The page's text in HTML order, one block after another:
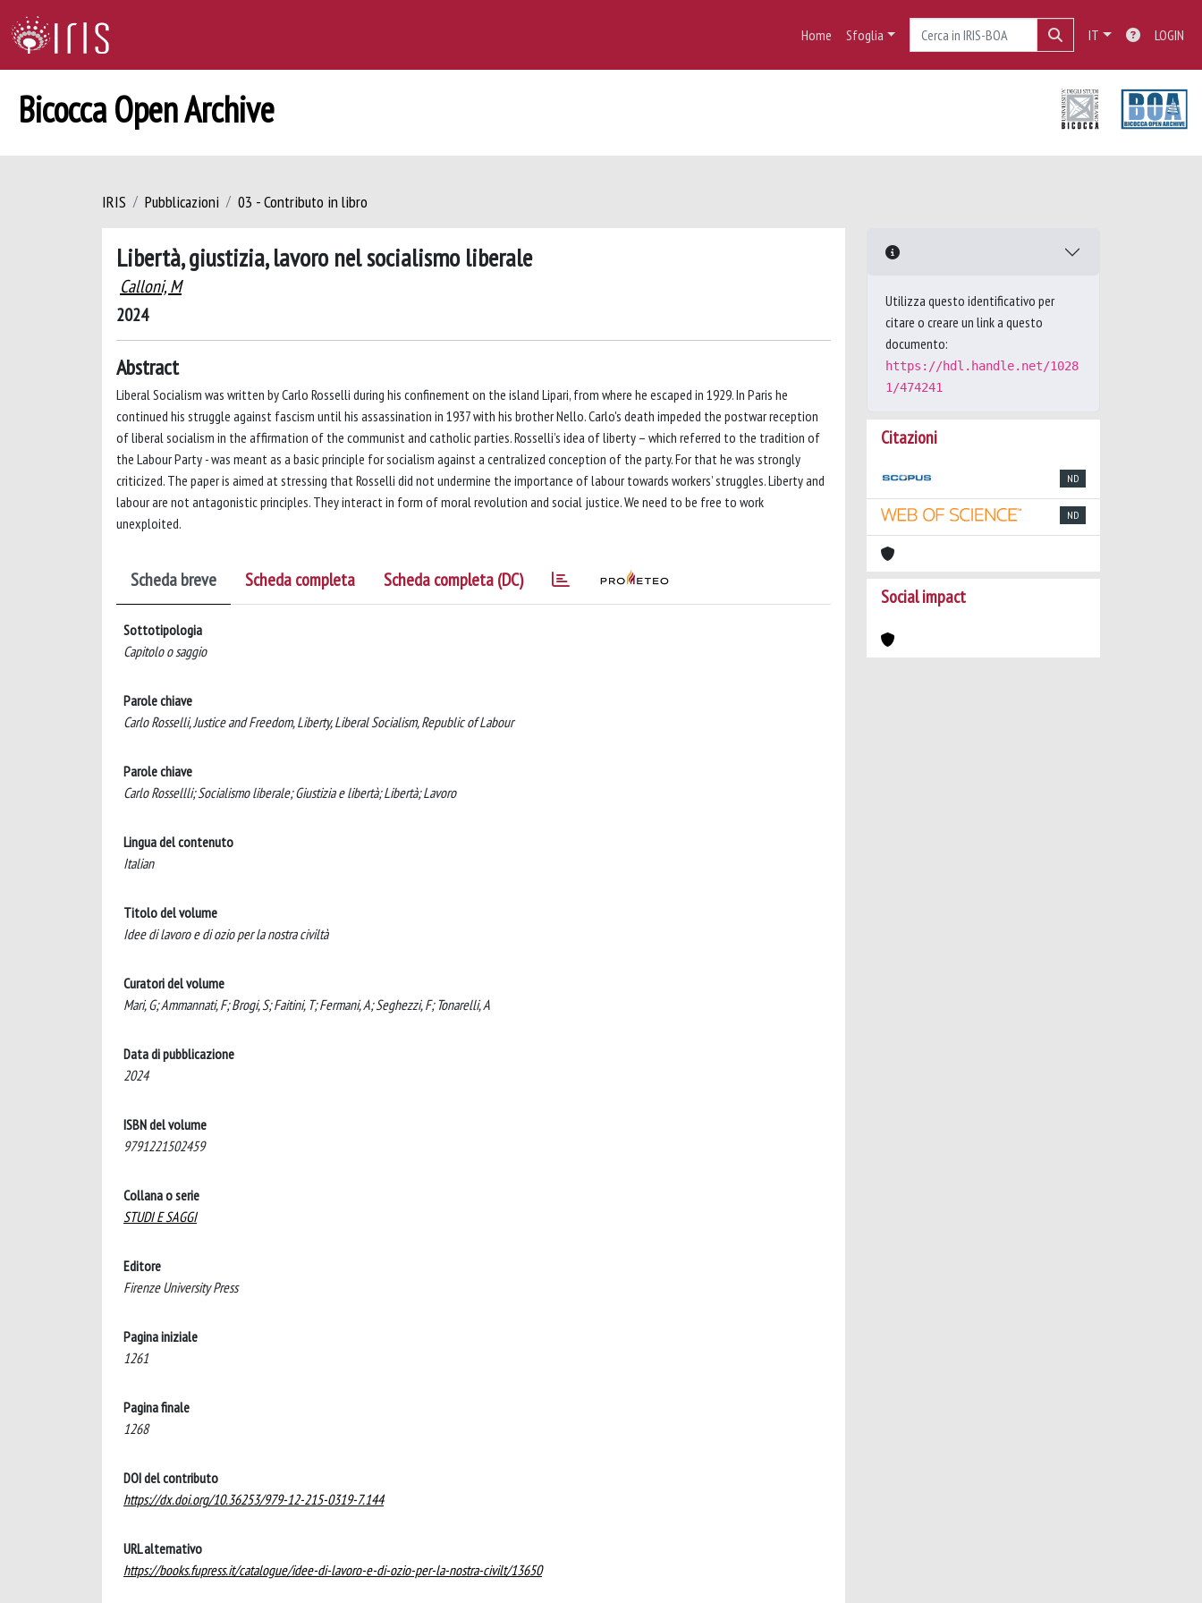
Home Sfoglia IT LOGIN
Bicocca Open Archive
IRIS Pubblicazioni 03 - Contributo in libro
Libertà, giustizia, lavoro nel socialismo liberale
Calloni, M
2024
Abstract
Liberal Socialism was written by Carlo Rosselli during his confinement on the island Lipari, from where he escaped in 1929. In Paris he
continued his struggle against fascism until his assassination in 1937 with his brother Nello. Carlo's death impeded the postwar reception
of liberal socialism in the affirmation of the communist and catholic parties. Rosselli’s idea of liberty – which referred to the tradition of
the Labour Party - was meant as a basic principle for socialism against a centralized conception of the party. For that he was strongly
criticized. The paper is aimed at stressing that Rosselli did not undermine the importance of labour towards workers’ struggles. Liberty and
labour are not antagonistic principles. They interact in form of moral revolution and social justice. We need to be free to work
unexploited.
Scheda breve Scheda completa Scheda completa (DC)
Sottotipologia
Capitolo o saggio
Parole chiave
Carlo Rosselli, Justice and Freedom, Liberty, Liberal Socialism, Republic of Labour
Parole chiave
Carlo Rossellli; Socialismo liberale; Giustizia e libertà; Libertà; Lavoro
Lingua del contenuto
Italian
Titolo del volume
Idee di lavoro e di ozio per la nostra civiltà
Curatori del volume
Mari, G; Ammannati, F; Brogi, S; Faitini, T; Fermani, A; Seghezzi, F; Tonarelli, A
Data di pubblicazione
2024
ISBN del volume
9791221502459
Collana o serie
STUDI E SAGGI
Editore
Firenze University Press
Pagina iniziale
1261
Pagina finale
1268
DOI del contributo
https://dx.doi.org/10.36253/979-12-215-0319-7.144
URL alternativo
https://books.fupress.it/catalogue/idee-di-lavoro-e-di-ozio-per-la-nostra-civilt/13650
Utilizza questo identificativo per
citare o creare un link a questo
documento:
https://hdl.handle.net/1028
1/474241
Citazioni
ND
ND
Social impact